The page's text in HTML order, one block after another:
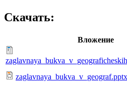
Скачать:
Вложение
zaglavnaya_bukva_v_geograf.pptx